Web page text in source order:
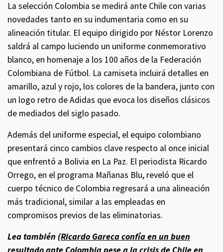
La selección Colombia se medirá ante Chile con varias
novedades tanto en su indumentaria como en su
alineación titular. El equipo dirigido por Néstor Lorenzo
saldrá al campo luciendo un uniforme conmemorativo
blanco, en homenaje a los 100 años de la Federación
Colombiana de Fútbol. La camiseta incluirá detalles en
amarillo, azul y rojo, los colores de la bandera, junto con
un logo retro de Adidas que evoca los diseños clásicos
de mediados del siglo pasado.
Además del uniforme especial, el equipo colombiano
presentará cinco cambios clave respecto al once inicial
que enfrentó a Bolivia en La Paz. El periodista Ricardo
Orrego, en el programa Mañanas Blu, reveló que el
cuerpo técnico de Colombia regresará a una alineación
más tradicional, similar a las empleadas en
compromisos previos de las eliminatorias.
Lea también (Ricardo Gareca confía en un buen